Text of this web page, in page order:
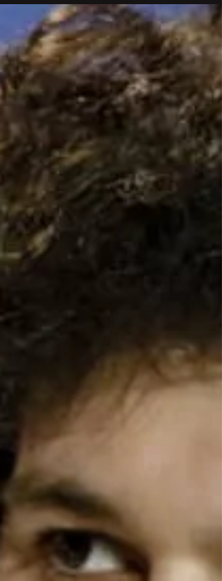
Jeff Deist ile Röportaj
Zorbey Uyanık tarafından düzenlenen, Caner Jay
Baykal ve Erdi Serdar’ın moderatörlüğü
ve Fırat Kaan Aşkın’ın çeviri ve...